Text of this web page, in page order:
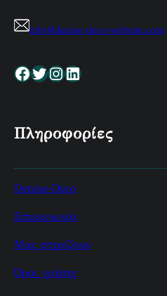
info@denise-deco-website.com
Facebook Twitter InstagramLinkedin
Πληροφορίες
Denise-Deco
Επικοινωνία
Μας στηρίζουν
Όροι χρήσης